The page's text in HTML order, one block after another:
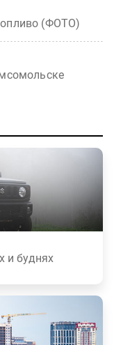
(ФОТО)
и буднях